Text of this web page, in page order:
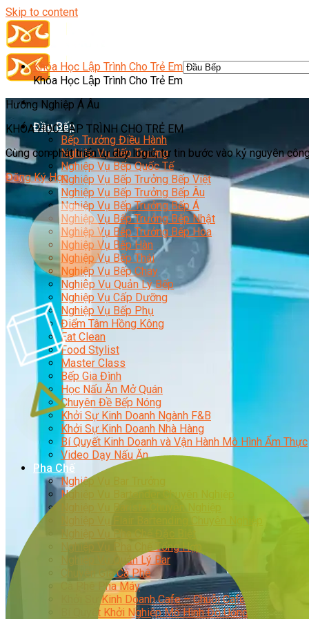
Skip to content
Đầu Bếp
Bếp Trưởng Điều Hành
Nghiệp Vụ Bếp Trưởng
Nghiệp Vụ Bếp Quốc Tế
Nghiệp Vụ Bếp Trưởng Bếp Việt
Nghiệp Vụ Bếp Trưởng Bếp Âu
Nghiệp Vụ Bếp Trưởng Bếp Á
Nghiệp Vụ Bếp Trưởng Bếp Nhật
Nghiệp Vụ Bếp Trưởng Bếp Hoa
Nghiệp Vụ Bếp Hàn
Nghiệp Vụ Bếp Thái
Nghiệp Vụ Bếp Chay
Nghiệp Vụ Quản Lý Bếp
Nghiệp Vụ Cấp Dưỡng
Nghiệp Vụ Bếp Phụ
Điểm Tâm Hồng Kông
Eat Clean
Food Stylist
Master Class
Bếp Gia Đình
Học Nấu Ăn Mở Quán
Chuyên Đề Bếp Nóng
Khởi Sự Kinh Doanh Ngành F&B
Khởi Sự Kinh Doanh Nhà Hàng
Bí Quyết Kinh Doanh và Vận Hành Mô Hình Ẩm Thực
Video Dạy Nấu Ăn
Pha Chế
Nghiệp Vụ Bar Trưởng
Nghiệp Vụ Bartender Chuyên Nghiệp
Nghiệp Vụ Pha Chế Tổng Hợp
Nghiệp Vụ Quản Lý Bar
Chuyên Gia Cà Phê
Cà Phê Pha Máy
Khởi Sự Kinh Doanh Cafe – Chuỗi Cafe
Bí Quyết Khởi Nghiệp Mô Hình Đồ Uống
Khóa Học Lập Trình Cho Trẻ Em
Khóa Học Lập Trình Cho Trẻ Em
Hướng Nghiệp Á Âu
KHÓA HỌC LẬP TRÌNH CHO TRẺ EM
Cùng con phát triển tư duy logic, tự tin bước vào kỷ nguyên
Đăng Ký Học